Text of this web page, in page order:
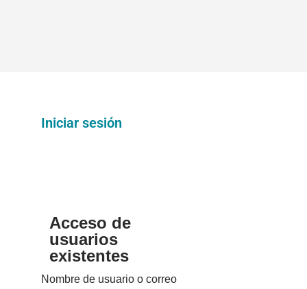
Iniciar sesión
Acceso de
usuarios
existentes
Nombre de usuario o correo